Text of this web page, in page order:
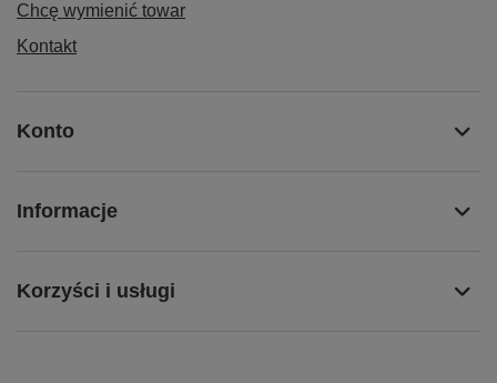
Chcę wymienić towar
Kontakt
Konto
Informacje
Korzyści i usługi